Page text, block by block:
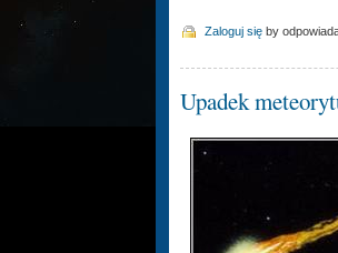
Zaloguj się by
Upadek